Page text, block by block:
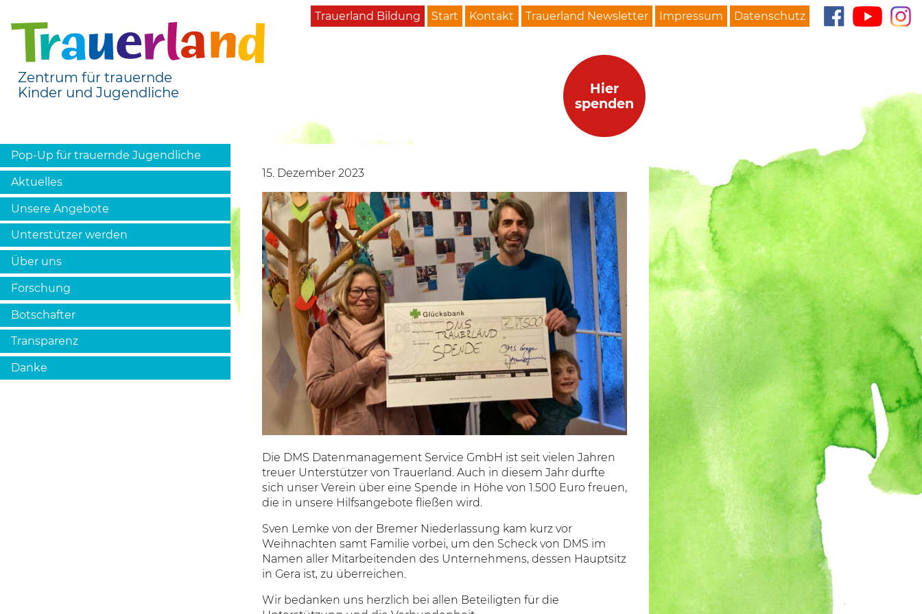
Zentrum für trauernde
Kinder und Jugendliche
Pop-Up für trauernde Jugendliche
Aktuelles
Unsere Angebote
Unterstützer werden
Über uns
Forschung
Botschafter
Transparenz
Danke
Trauerland Bildung Start Kontakt Trauerland Newsletter Impressum Datenschutz
Hier
spenden
15. Dezember 2023
Die DMS Datenmanagement Service GmbH ist seit vielen Jahren
treuer Unterstützer von Trauerland. Auch in diesem Jahr durfte
sich unser Verein über eine Spende in Höhe von 1.500 Euro freuen,
die in unsere Hilfsangebote fließen wird.
Sven Lemke von der Bremer Niederlassung kam kurz vor
Weihnachten samt Familie vorbei, um den Scheck von DMS im
Namen aller Mitarbeitenden des Unternehmens, dessen Hauptsitz
in Gera ist, zu überreichen.
Wir bedanken uns herzlich bei allen Beteiligten für die